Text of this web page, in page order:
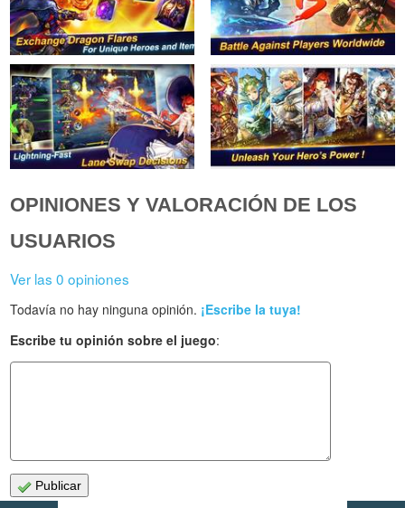
OPINIONES Y VALORACIÓN DE LOS
USUARIOS
Ver las 0 opiniones
Todavía no hay ninguna opinión. ¡Escribe la tuya!
Escribe tu opinión sobre el juego:
Publicar